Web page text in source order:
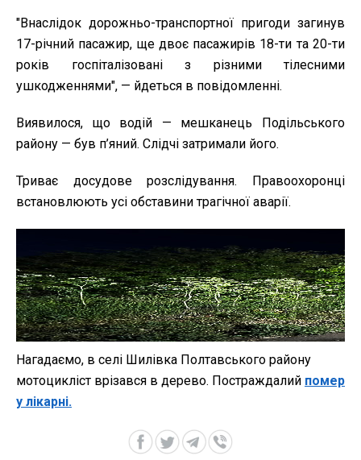
"Внаслідок дорожньо-транспортної пригоди загинув
17-річний пасажир, ще двоє пасажирів 18-ти та 20-ти
років госпіталізовані з різними тілесними
ушкодженнями", — йдеться в повідомленні.
Виявилося, що водій — мешканець Подільського
району — був п’яний. Слідчі затримали його.
Триває досудове розслідування. Правоохоронці
встановлюють усі обставини трагічної аварії.
Нагадаємо, в селі Шилівка Полтавського району
мотоцикліст врізався в дерево. Постраждалий помер
у лікарні.